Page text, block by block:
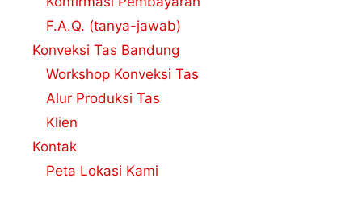
F.A.Q. (tanya-jawab)
Konveksi Tas Bandung
Workshop Konveksi Tas
Alur Produksi Tas
Klien
Kontak
Peta Lokasi Kami